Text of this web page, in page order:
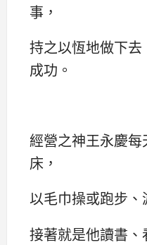
事，
持之以恆地做下
成功。
經營之神王永慶
床，
以毛巾操或跑步、
接著就是他讀書